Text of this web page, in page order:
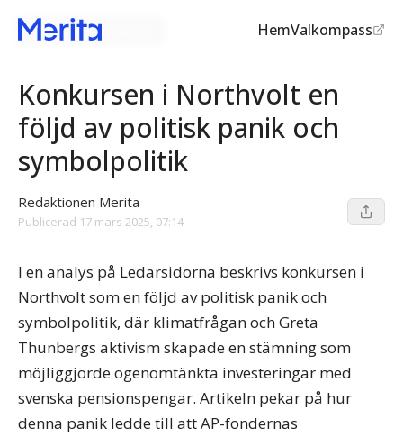
HemValkompass
Konkursen i Northvolt
Konkursen i Northvolt en
följd av politisk panik och
symbolpolitik
Redaktionen Merita
Publicerad 17 mars 2025, 07:14
I en analys på Ledarsidorna beskrivs konkursen i
Northvolt som en följd av politisk panik och
symbolpolitik, där klimatfrågan och Greta
Thunbergs aktivism skapade en stämning som
möjliggjorde ogenomtänkta investeringar med
svenska pensionspengar. Artikeln pekar på hur
denna panik ledde till att AP-fondernas